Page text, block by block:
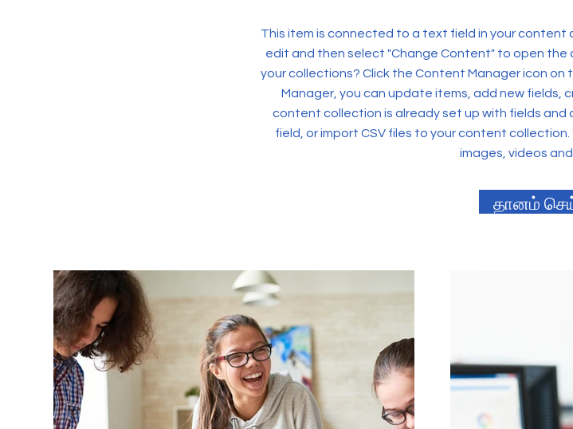
This item is connected to a text field in your content
edit and then select "Change Content" to open the
your collections? Click the Content Manager icon
Manager, you can update items, add new fields,
content collection is already set up with fields and
field, or import CSV files to your content
images, videos and
தானம்